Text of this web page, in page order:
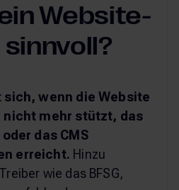
Website-
sich, wenn die Website
mehr stützt, das
das CMS
erreicht. Hinzu
wie das BFSG,